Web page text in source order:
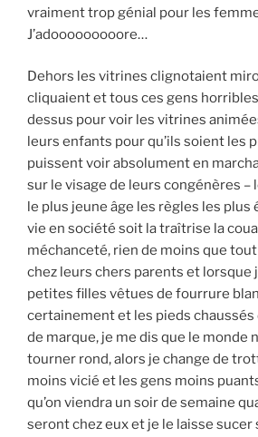
vraiment trop génial pour les
J’adooooooooore…
Dehors les vitrines clignotaient
cliquaient et tous ces gens
dessus pour voir les vitrines
leurs enfants pour qu’ils soient les
puissent voir absolument en
sur le visage de leurs congénères –
le plus jeune âge les règles les plus
vie en société soit la traîtrise la
méchanceté, rien de moins que tout
chez leurs chers parents et lorsque
petites filles vêtues de fourrure
certainement et les pieds
de marque, je me dis que le monde
tourner rond, alors je change de
moins vicié et les gens moins
qu’on viendra un soir de semaine
seront chez eux et je le laisse sucer